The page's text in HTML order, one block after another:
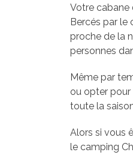
Votre cabane
Bercés par le
proche de la
personnes
Même par
ou opter
toute la
Alors si vous
le camping